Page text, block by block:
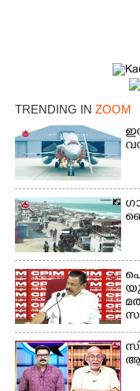
TRENDING IN ZOOM